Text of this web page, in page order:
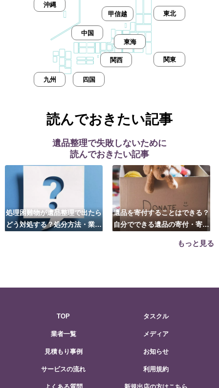
東北
甲信越
東海
関東
関西
中国
四国
九州
沖縄
読んでおきたい記事
遺品整理で失敗しないために
読んでおきたい記事
処理困難物が遺品整理で出たら
どう対処する？処分方法・業者
遺品を寄付することはできる？
自分でできる遺品の寄付・寄贈
もっと見る
TOP
業者一覧
見積もり事例
サービスの流れ
タスクル
メディア
お知らせ
利用規約